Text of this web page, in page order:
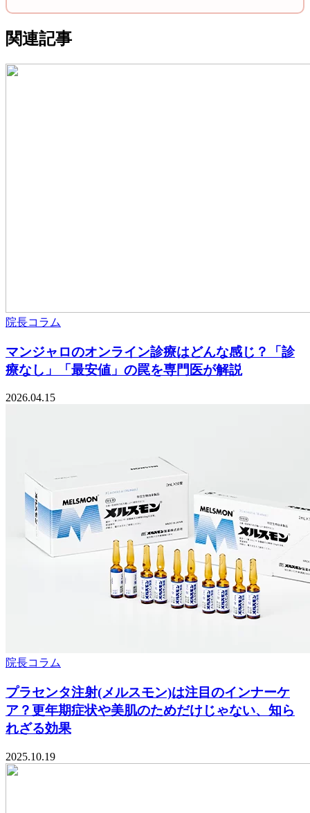
関連記事
院長コラム
マンジャロのオンライン診療はどんな感じ？「診
療なし」「最安値」の罠を専門医が解説
2026.04.15
院長コラム
プラセンタ注射(メルスモン)は注目のインナーケ
ア？更年期症状や美肌のためだけじゃない、知ら
れざる効果
2025.10.19